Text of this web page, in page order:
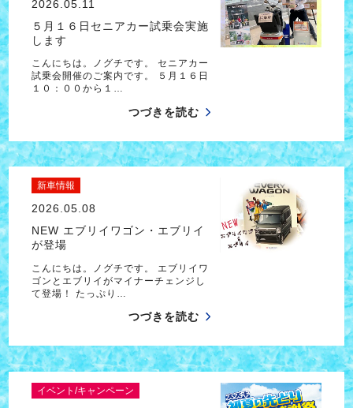
2026.05.11
５月１６日セニアカー試乗会実施
します
こんにちは。ノグチです。 セニアカー
試乗会開催のご案内です。 ５月１６日
１０：００から１…
つづきを読む
新車情報
2026.05.08
NEW エブリイワゴン・エブリイ
が登場
こんにちは。ノグチです。 エブリイワ
ゴンとエブリイがマイナーチェンジし
て登場！ たっぷり…
つづきを読む
イベント/キャンペーン